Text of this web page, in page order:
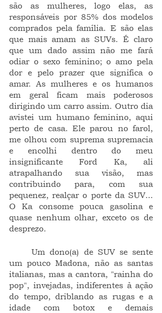
são as mulheres, logo elas, as
responsáveis por 85% dos modelos
comprados pela família. E são elas
que mais amam as SUVs. É claro
que um dado assim não me fará
odiar o sexo feminino; o amo pela
dor e pelo prazer que significa o
amar. As mulheres e os humanos
em geral ficam mais poderosos
dirigindo um carro assim. Outro dia
avistei um humano feminino, aqui
perto de casa. Ele parou no farol,
me olhou com suprema supremacia
e encolhi dentro do meu
insignificante Ford Ka, ali
atrapalhando sua visão, mas
contribuindo para, com sua
pequenez, realçar o porte da SUV...
O Ka consome pouca gasolina e
quase nenhum olhar, exceto os de
desprezo.
	Um dono(a) de SUV se sente
um pouco Madona, não as santas
italianas, mas a cantora, "rainha do
pop", invejadas, indiferentes à ação
do tempo, driblando as rugas e a
idade com botox e demais